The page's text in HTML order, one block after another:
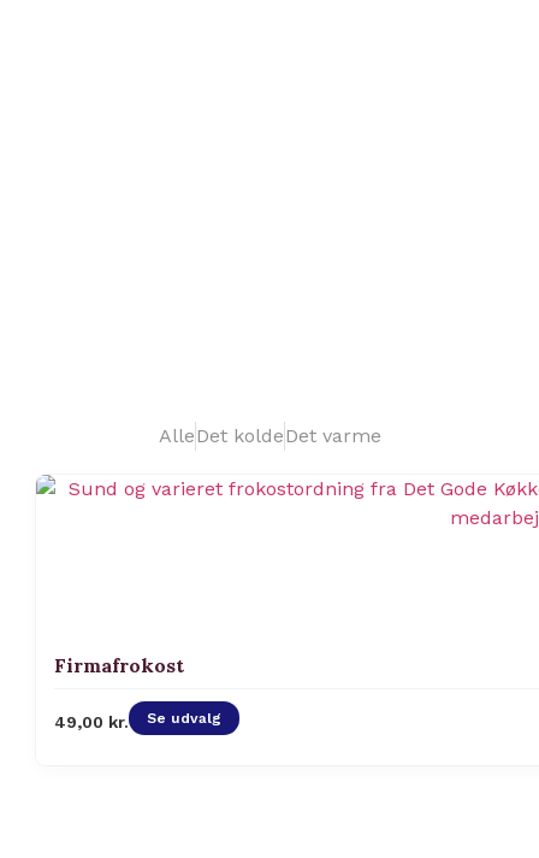
AlleDet koldeDet varme
Firmafrokost
49,00 kr. Se udvalg